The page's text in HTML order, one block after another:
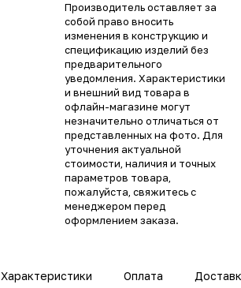
Производитель оставляет за
собой право вносить
изменения в конструкцию и
спецификацию изделий без
предварительного
уведомления. Характеристики
и внешний вид товара в
офлайн-магазине могут
незначительно отличаться от
представленных на фото. Для
уточнения актуальной
стоимости, наличия и точных
параметров товара,
пожалуйста, свяжитесь с
менеджером перед
оформлением заказа.
Характеристики Оплата